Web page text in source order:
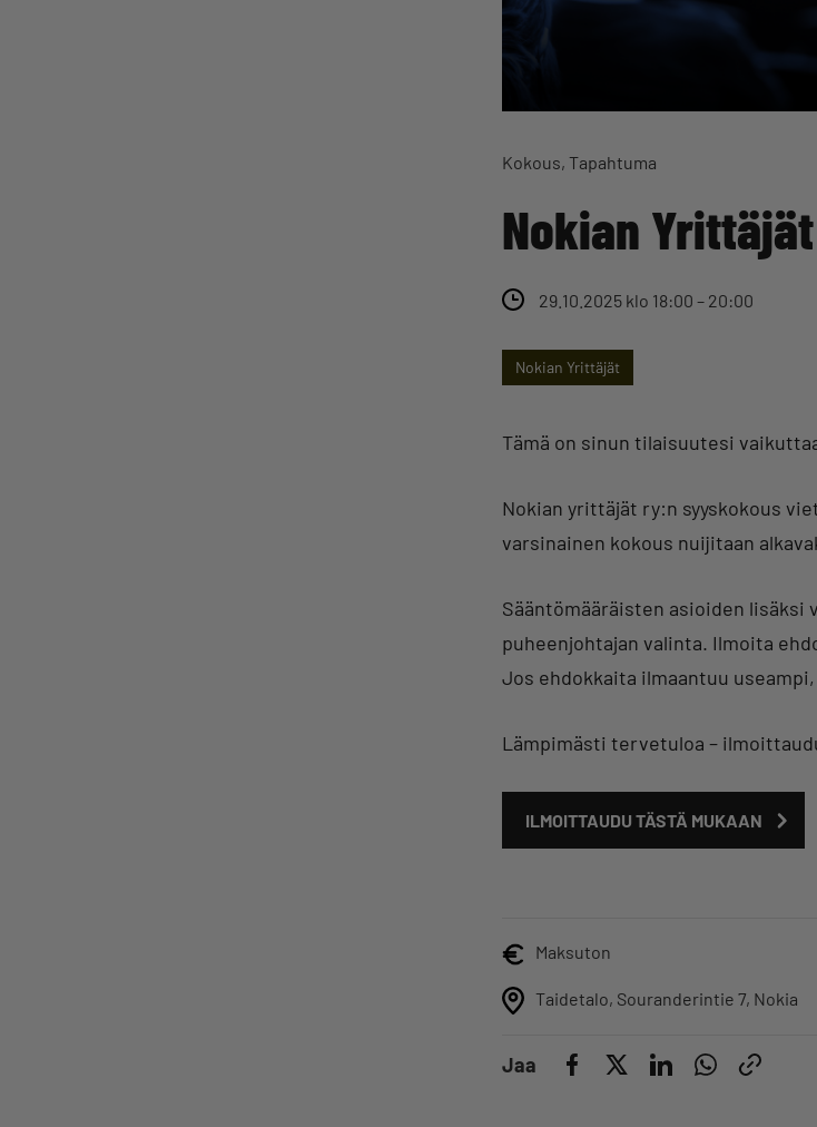
Kokous Tapahtuma
Nokian Yrittäjät
29.10.2025 klo 18:00 – 20:00
Nokian Yrittäjät
Tämä on sinun tilaisuutesi
Nokian yrittäjät ry:n syyskokous
varsinainen kokous nuijitaan
Sääntömääräisten asioiden lisäksi
puheenjohtajan valinta. Ilmoita
Jos ehdokkaita ilmaantuu
Lämpimästi tervetuloa –
ILMOITTAUDU TÄSTÄ MUKAAN
Maksuton
Taidetalo, Souranderintie 7, Nokia
Jaa